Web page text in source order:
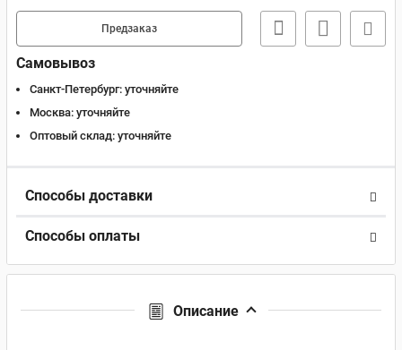
Предзаказ
Самовывоз
Санкт-Петербург: уточняйте
Москва: уточняйте
Оптовый склад: уточняйте
Способы доставки
Способы оплаты
Описание